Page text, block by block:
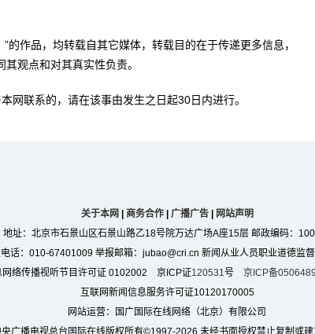
的作品，均转载自其它媒体，转载目的在于传递更多信息，
观点和对其真实性负责。
网联系的，请在该事由发生之日起30日内进行。
关于本网 商务合作| 广播广告|
网站声明
地址：北京市石景山区石景山路乙18号院万达广场A座15层 邮政编码：
话：010-67401009 举报邮箱：jubao@cri.cn 新闻从业人员职业道德监
网络传播视听节目许可证 0102002 京ICP证120531号 京ICP备
互联网新闻信息服务许可证10120170005
网站运营：国广国际在线网络（北京）有限公司
央广播电视总台国际在线版权所有©1997-2026 未经书面授权禁止复制或建